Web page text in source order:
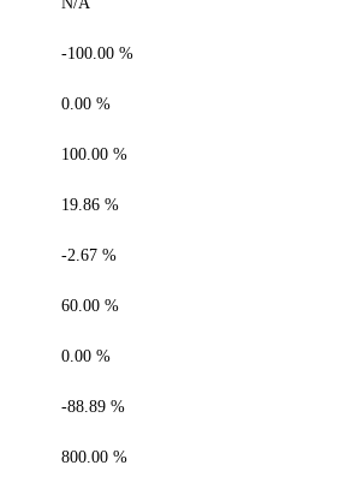
-100.00 %
0.00 %
100.00 %
19.86 %
-2.67 %
60.00 %
0.00 %
-88.89 %
800.00 %